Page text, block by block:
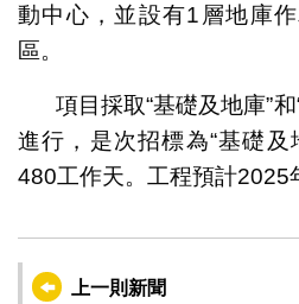
動中心，並設有1層地庫
區。
項目採取“基礎及地庫”
進行，是次招標為“基礎及
480工作天。工程預計2025
上一則新聞